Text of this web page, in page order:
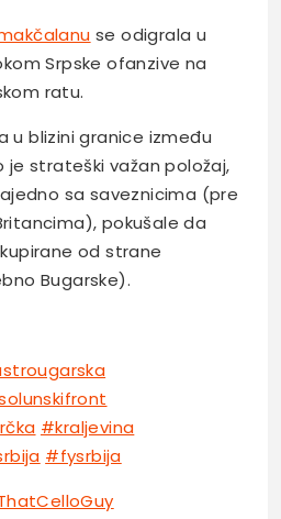
se odigrala u
Srpske ofanzive na
ratu.
u blizini granice između
je strateški važan položaj,
sa saveznicima (pre
pokušale da
od strane
Bugarske).
#kraljevina
#fysrbija